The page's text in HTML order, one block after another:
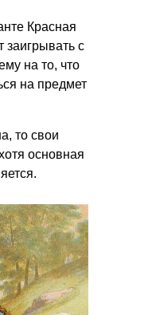
Красная
заигрывать с
на то, что
на предмет
то свои
основная